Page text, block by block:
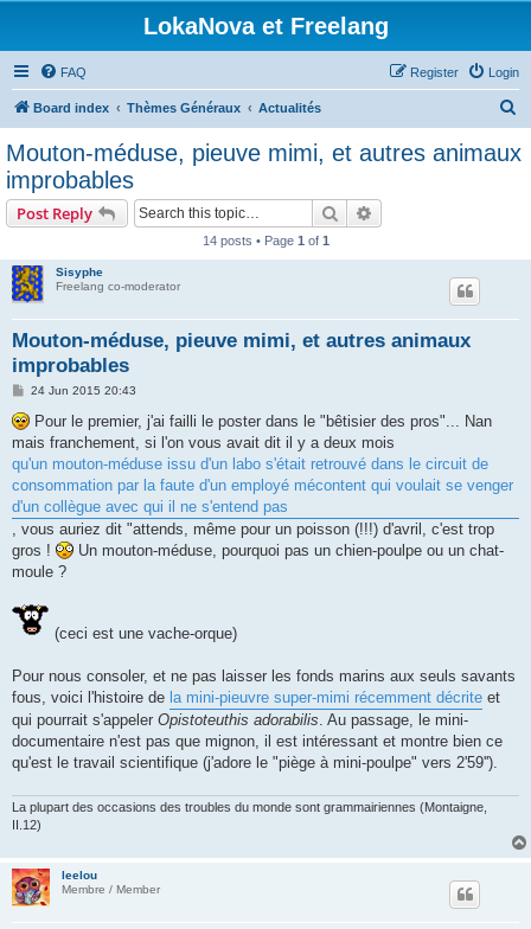
LokaNova et Freelang
FAQ Login
Register
Board index Thèmes Généraux Actualités
a
Mouton-méduse, pieuve mimi, et autres animaux
improbables
Post Reply Search
14 posts • Page 1 of 1
Sisyphe
Freelang co-moderator
Mouton-méduse, pieuve mimi, et autres animaux
improbables
P
s
t
24 Jun 2015 20:43
Pour le premier, j'ai failli le poster dans le "bêtisier des pros"... Nan
mais franchement, si l'on vous avait dit il y a deux mois
qu'un mouton-méduse issu d'un labo s'était retrouvé dans le circuit de
consommation par la faute d'un employé mécontent qui voulait se venger
d'un collègue avec qui il ne s'entend pas
, vous auriez dit "attends, même pour un poisson (!!!) d'avril, c'est trop
gros !
Un mouton-méduse, pourquoi pas un chien-poulpe ou un chat-
moule ?
(ceci est une vache-orque)
Pour nous consoler, et ne pas laisser les fonds marins aux seuls savants
fous, voici l'histoire de la mini-pieuvre super-mimi récemment décrite et
qui pourrait s'appeler Opistoteuthis adorabilis. Au passage, le mini-
documentaire n'est pas que mignon, il est intéressant et montre bien ce
qu'est le travail scientifique (j'adore le "piège à mini-poulpe" vers 2'59'').
La plupart des occasions des troubles du monde sont grammairiennes (Montaigne,
II.12)
leelou
Membre / Member